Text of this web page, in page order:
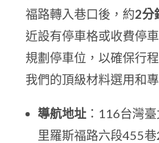
福路轉入巷口後，約2分
近設有停車格或收費停
規劃停車位，以確保行
我們的頂級材料選用和
導航地址 ：116台灣
里羅斯福路六段455